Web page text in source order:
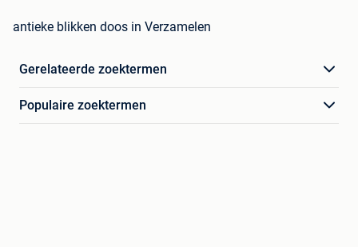
antieke blikken doos in Verzamelen
Gerelateerde zoektermen
Populaire zoektermen